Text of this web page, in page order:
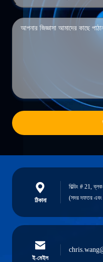
ঠিকানা
বিল্ডিং # 21,
(সদর দফতর এবং
ই-মেইল